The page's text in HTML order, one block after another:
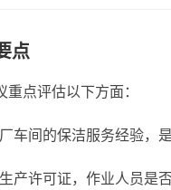
点
点评估以下方面：
车间的保洁服务经验，
产许可证，作业人员是